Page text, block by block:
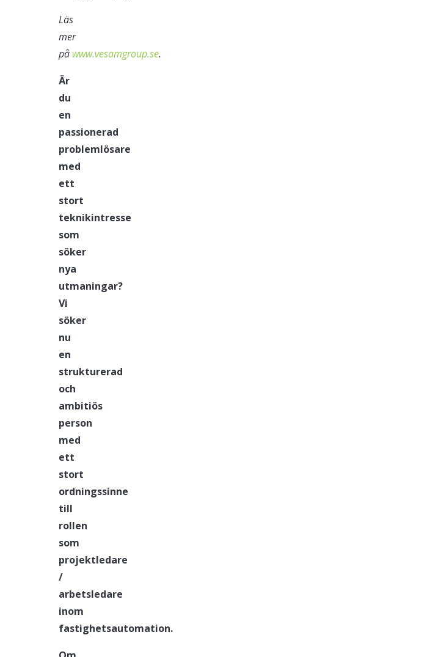
Läs
mer
på www.vesamgroup.se.
Är
du
en
passionerad
problemlösare
med
ett
stort
teknikintresse
som
söker
nya
utmaningar?
Vi
söker
nu
en
strukturerad
och
ambitiös
person
med
ett
stort
ordningssinne
till
rollen
som
projektledare
/
arbetsledare
inom
fastighetsautomation.